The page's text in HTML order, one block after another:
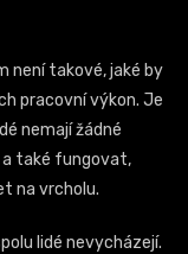
není takové, jaké by
pracovní výkon. Je
nemají žádné
a také fungovat,
na vrcholu.
lidé nevycházejí.